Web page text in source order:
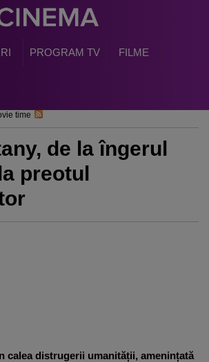
PROGRAM TV FILME
time
de la îngerul
preotul
calea distrugerii umanității, amenințată